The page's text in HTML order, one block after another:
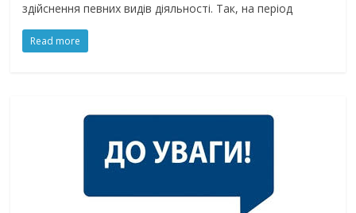
здійснення певних видів діяльності. Так, на період
Read more